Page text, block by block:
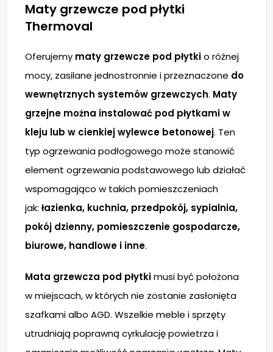
Maty grzewcze pod płytki
Thermoval
Oferujemy maty grzewcze pod płytkio różnej
mocy, zasilane jednostronnie i przeznaczone do
wewnętrznych systemów grzewczych. Maty
grzejne można instalować pod płytkami w
kleju lub w cienkiej wylewce betonowej. Ten
typ ogrzewania podłogowego może stanowić
element ogrzewania podstawowego lub działać
wspomagająco w takich pomieszczeniach
jak: łazienka, kuchnia, przedpokój, sypialnia,
pokój dzienny, pomieszczenie gospodarcze,
biurowe, handlowe i inne.
Mata grzewcza pod płytkimusi być położona
w miejscach, w których nie zostanie zasłonięta
szafkami albo AGD. Wszelkie meble i sprzęty
utrudniają poprawną cyrkulację powietrza i